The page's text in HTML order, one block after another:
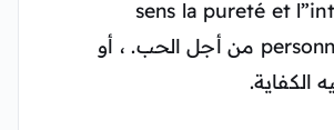
sens la pureté et
personne est créée من أجل الحب. ، أو
الكفاية.